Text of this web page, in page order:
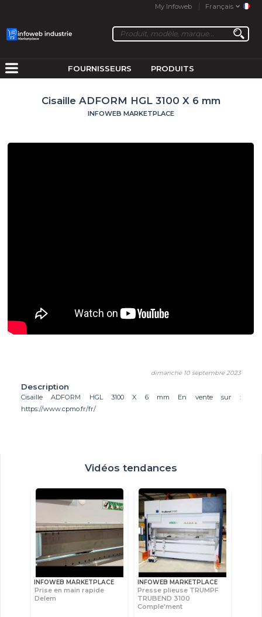
My Infoweb Français
FOURNISSEURS PRODUITS
Cisaille ADFORM HGL 3100 X 6 mm
INFOWEB MARKETPLACE
dimanche 10 septembre 2023
Description
Cisaille ADFORM HGL 3100 X 6 mm En vente sur :
https://www.cpmo.fr/fr/
Vidéos tendances
INFOWEB MARKETPLACE
Prise en main rapide
Delem
INFOWEB MARKETPLACE
Presse plieuse TRUMPF
TRUBEND 3100
Comple'ment